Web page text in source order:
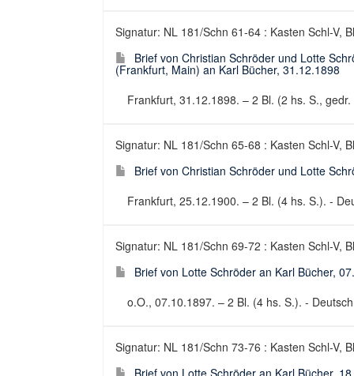
Signatur: NL 181/Schn 61-64 : Kasten Schl-V,
Brief von Christian Schröder und Lotte
(Frankfurt, Main) an Karl Bücher, 31.12.1898
Frankfurt, 31.12.1898. – 2 Bl. (2 hs. S.,
Signatur: NL 181/Schn 65-68 : Kasten Schl-V,
Brief von Christian Schröder und Lotte
Frankfurt, 25.12.1900. – 2 Bl. (4 hs. S.). -
Signatur: NL 181/Schn 69-72 : Kasten Schl-V,
Brief von Lotte Schröder an Karl Bücher,
o.O., 07.10.1897. – 2 Bl. (4 hs. S.). -
Signatur: NL 181/Schn 73-76 : Kasten Schl-V,
Brief von Lotte Schröder an Karl Bücher,